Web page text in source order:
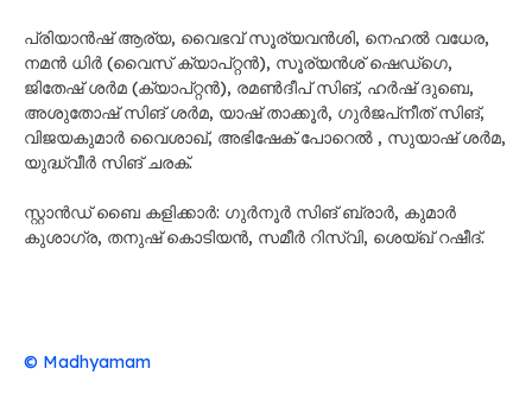
പ്രിയാൻഷ് ആര്യ, വൈഭവ് സൂര്യവൻശി, നെഹൽ വധേര,
നമൻ ധിർ (വൈസ് ക്യാപ്റ്റൻ), സൂര്യൻശ് ഷെഡ്‌ഗെ,
ജിതേഷ് ശർമ (ക്യാപ്റ്റൻ), രമൺദീപ് സിങ്, ഹർഷ് ദുബെ,
അശുതോഷ് സിങ് ശർമ, യാഷ് താക്കൂർ, ഗുർജപ്‌നീത് സിങ്,
വിജയകുമാര്‍ വൈശാഖ്, അഭിഷേക് പോറെൽ , സുയാഷ് ശർമ,
യുദ്ധ്‌വീര്‍ സിങ് ചരക്.
സ്റ്റാൻഡ് ബൈ കളിക്കാർ: ഗുർനൂർ സിങ് ബ്രാർ, കുമാർ
കുശാഗ്ര, തനുഷ് കൊടിയൻ, സമീർ റിസ്‌വി, ശെയ്ഖ് റഷീദ്.
© Madhyamam